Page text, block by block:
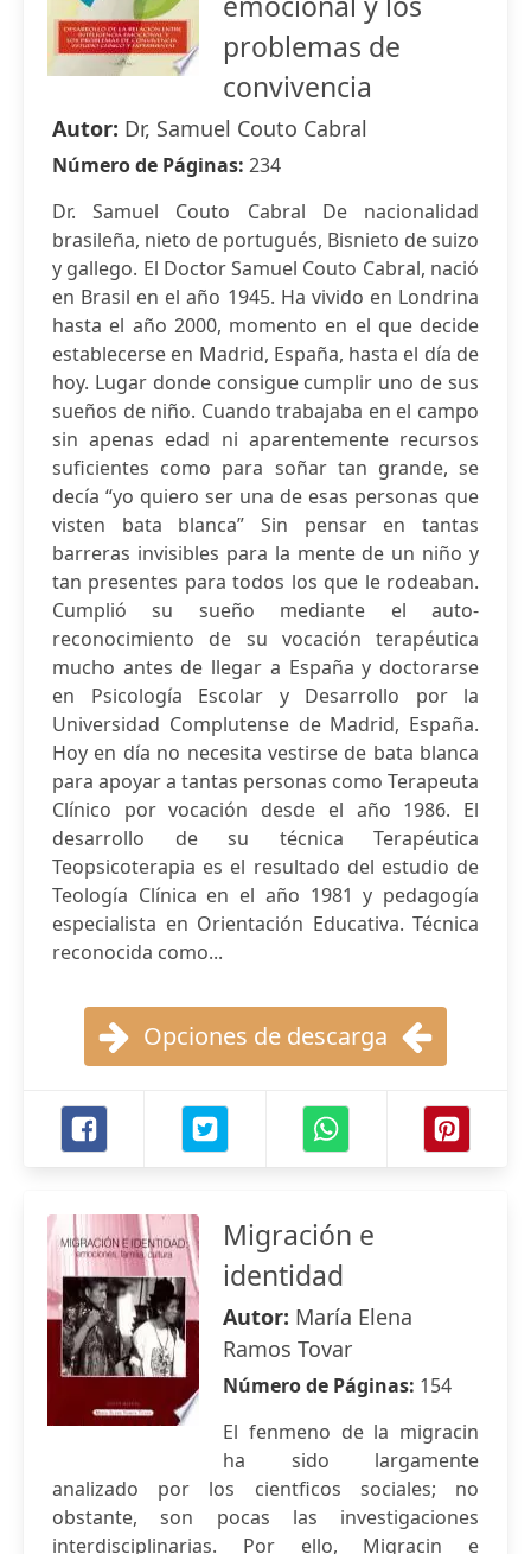
problemas de
convivencia
Autor: Dr, Samuel Couto Cabral
Número de Páginas: 234
Dr. Samuel Couto Cabral De nacionalidad
brasileña, nieto de portugués, Bisnieto de suizo
y gallego. El Doctor Samuel Couto Cabral, nació
en Brasil en el año 1945. Ha vivido en Londrina
hasta el año 2000, momento en el que decide
establecerse en Madrid, España, hasta el día de
hoy. Lugar donde consigue cumplir uno de sus
sueños de niño. Cuando trabajaba en el campo
sin apenas edad ni aparentemente recursos
suficientes como para soñar tan grande, se
decía “yo quiero ser una de esas personas que
visten bata blanca” Sin pensar en tantas
barreras invisibles para la mente de un niño y
tan presentes para todos los que le rodeaban.
Cumplió su sueño mediante el auto-
reconocimiento de su vocación terapéutica
mucho antes de llegar a España y doctorarse
en Psicología Escolar y Desarrollo por la
Universidad Complutense de Madrid, España.
Hoy en día no necesita vestirse de bata blanca
para apoyar a tantas personas como Terapeuta
Clínico por vocación desde el año 1986. El
desarrollo de su técnica Terapéutica
Teopsicoterapia es el resultado del estudio de
Teología Clínica en el año 1981 y pedagogía
especialista en Orientación Educativa. Técnica
reconocida como...
Opciones de descarga
Migración e
identidad
Autor: María Elena
Ramos Tovar
Número de Páginas: 154
El fenmeno de la migracin
ha sido largamente
analizado por los cientficos sociales; no
obstante, son pocas las investigaciones
interdisciplinarias. Por ello, Migracin e